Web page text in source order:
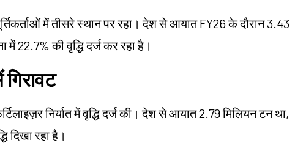
में तीसरे स्थान पर रहा। देश से आयात FY26 के दौरान 3.43
में 22.7% की वृद्धि दर्ज कर रहा है।
निर्यात में वृद्धि दर्ज की। देश से आयात 2.79 मिलियन टन था,
दिखा रहा है।